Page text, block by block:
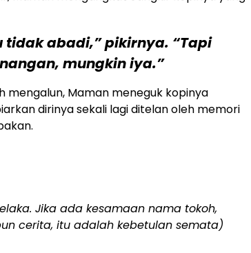
tidak abadi,” pikirnya. “Tapi
mungkin iya.”
mengalun, Maman meneguk kopinya
dirinya sekali lagi ditelan oleh memori
Jika ada kesamaan nama tokoh,
cerita, itu adalah kebetulan semata)